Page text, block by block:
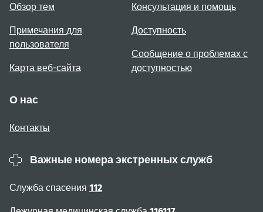
Обзор тем
Примечания для
пользователя
Карта веб-сайта
Консультация и помощь
Доступность
Сообщение о проблемах с
доступностью
О нас
Контакты
Важные номера экстренных служб
Служба спасения 112